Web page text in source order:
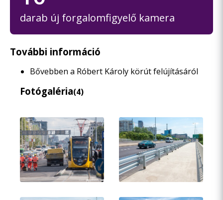
darab új forgalomfigyelő kamera
További információ
Bővebben a Róbert Károly körút felújításáról
Fotógaléria(4)